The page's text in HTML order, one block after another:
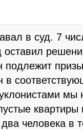
в суд. 7
оставил
подлежит
в
мы
человека в